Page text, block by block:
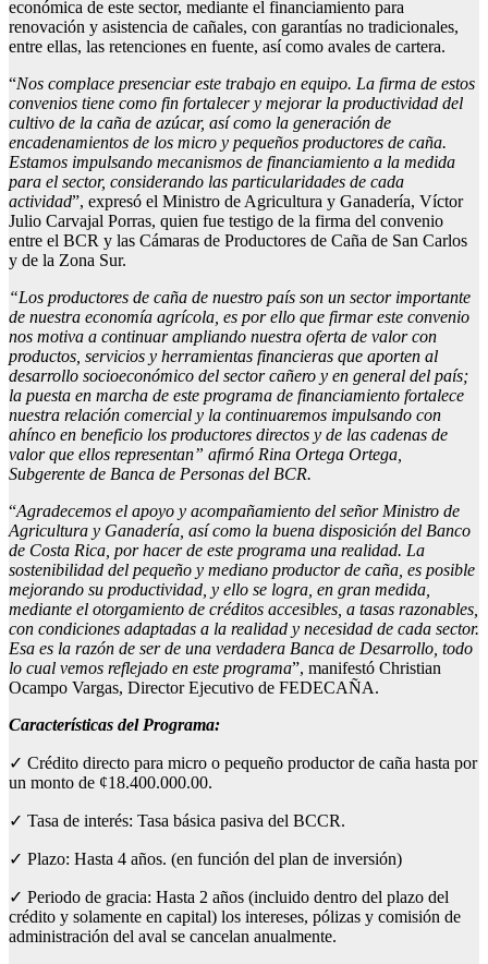
económica de este sector, mediante el financiamiento para
renovación y asistencia de cañales, con garantías no tradicionales,
entre ellas, las retenciones en fuente, así como avales de cartera.
“Nos complace presenciar este trabajo en equipo. La firma de estos
convenios tiene como fin fortalecer y mejorar la productividad del
cultivo de la caña de azúcar, así como la generación de
encadenamientos de los micro y pequeños productores de caña.
Estamos impulsando mecanismos de financiamiento a la medida
para el sector, considerando las particularidades de cada
actividad”, expresó el Ministro de Agricultura y Ganadería, Víctor
Julio Carvajal Porras, quien fue testigo de la firma del convenio
entre el BCR y las Cámaras de Productores de Caña de San Carlos
y de la Zona Sur.
“Los productores de caña de nuestro país son un sector importante
de nuestra economía agrícola, es por ello que firmar este convenio
nos motiva a continuar ampliando nuestra oferta de valor con
productos, servicios y herramientas financieras que aporten al
desarrollo socioeconómico del sector cañero y en general del país;
la puesta en marcha de este programa de financiamiento fortalece
nuestra relación comercial y la continuaremos impulsando con
ahínco en beneficio los productores directos y de las cadenas de
valor que ellos representan” afirmó Rina Ortega Ortega,
Subgerente de Banca de Personas del BCR.
“Agradecemos el apoyo y acompañamiento del señor Ministro de
Agricultura y Ganadería, así como la buena disposición del Banco
de Costa Rica, por hacer de este programa una realidad. La
sostenibilidad del pequeño y mediano productor de caña, es posible
mejorando su productividad, y ello se logra, en gran medida,
mediante el otorgamiento de créditos accesibles, a tasas razonables,
con condiciones adaptadas a la realidad y necesidad de cada sector.
Esa es la razón de ser de una verdadera Banca de Desarrollo, todo
lo cual vemos reflejado en este programa”, manifestó Christian
Ocampo Vargas, Director Ejecutivo de FEDECAÑA.
Características del Programa:
✓ Crédito directo para micro o pequeño productor de caña hasta por
un monto de ¢18.400.000.00.
✓ Tasa de interés: Tasa básica pasiva del BCCR.
✓ Plazo: Hasta 4 años. (en función del plan de inversión)
✓ Periodo de gracia: Hasta 2 años (incluido dentro del plazo del
crédito y solamente en capital) los intereses, pólizas y comisión de
administración del aval se cancelan anualmente.